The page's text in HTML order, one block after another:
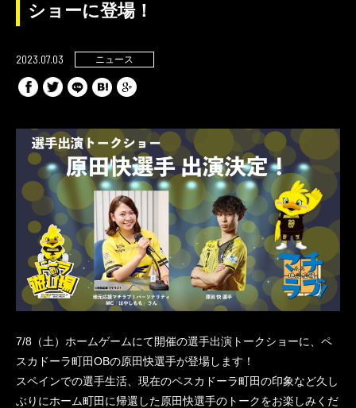
ショーに登場！
2023.07.03 ニュース
7/8（土）ホームゲームにて開催の選手出演トークショーに、ペ
スカドーラ町田OBの原田快選手が登場します！
スペインでの選手生活、現在のペスカドーラ町田の印象など久し
ぶりにホーム町田に帰還した原田快選手のトークをお楽しみくだ